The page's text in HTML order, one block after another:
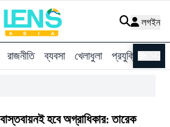
লগইন
রাজনীতি ব্যবসা খেলাধুলা প্রযুক্তি
বাস্তবায়নই হবে অগ্রাধিকার: তারেক